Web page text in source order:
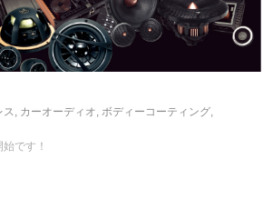
ス, カーオーディオ, ボディーコーティング,
です！